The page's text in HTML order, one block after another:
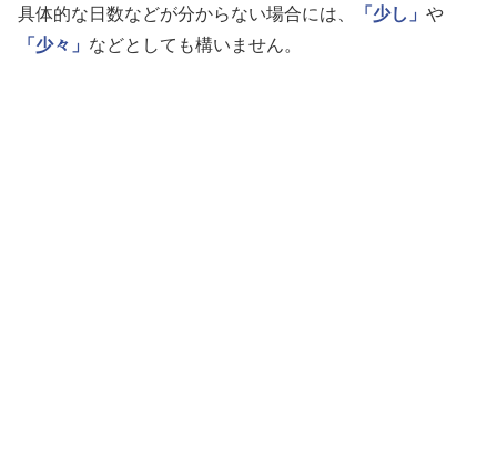
具体的な日数などが分からない場合には、 「少し」 や
「少々」 などとしても構いません。